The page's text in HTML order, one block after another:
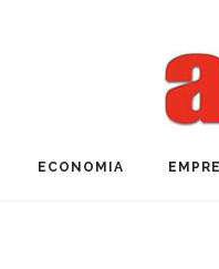
ECONOMIA